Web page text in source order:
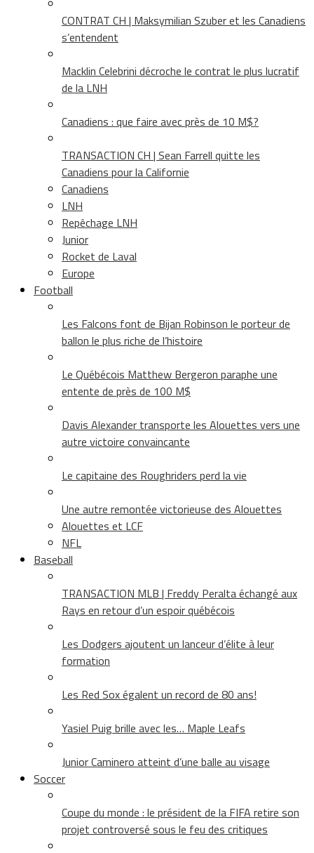
CONTRAT CH | Maksymilian Szuber et les Canadiens
s’entendent
Macklin Celebrini décroche le contrat le plus lucratif
de la LNH
Canadiens : que faire avec près de 10 M$?
TRANSACTION CH | Sean Farrell quitte les
Canadiens pour la Californie
Canadiens
LNH
Repêchage LNH
Junior
Rocket de Laval
Europe
Football
Les Falcons font de Bijan Robinson le porteur de
ballon le plus riche de l’histoire
Le Québécois Matthew Bergeron paraphe une
entente de près de 100 M$
Davis Alexander transporte les Alouettes vers une
autre victoire convaincante
Le capitaine des Roughriders perd la vie
Une autre remontée victorieuse des Alouettes
Alouettes et LCF
NFL
Baseball
TRANSACTION MLB | Freddy Peralta échangé aux
Rays en retour d’un espoir québécois
Les Dodgers ajoutent un lanceur d’élite à leur
formation
Les Red Sox égalent un record de 80 ans!
Yasiel Puig brille avec les… Maple Leafs
Junior Caminero atteint d’une balle au visage
Soccer
Coupe du monde : le président de la FIFA retire son
projet controversé sous le feu des critiques